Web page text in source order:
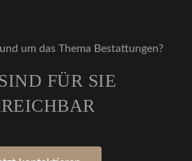
um das Thema Bestattungen?
FÜR SIE